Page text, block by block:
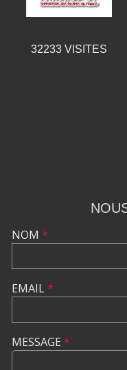
32233VISITES
NOM *
EMAIL*
MESSAGE *